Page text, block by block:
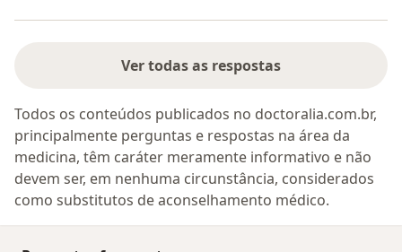
Ver todas as respostas
Todos os conteúdos publicados no doctoralia.com.br,
principalmente perguntas e respostas na área da
medicina, têm caráter meramente informativo e não
devem ser, em nenhuma circunstância, considerados
como substitutos de aconselhamento médico.